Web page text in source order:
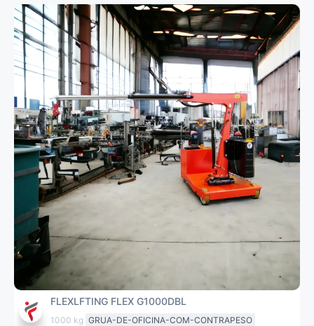
FLEXLFTING FLEX G1000DBL
1000 kg GRUA-DE-OFICINA-COM-CONTRAPESO